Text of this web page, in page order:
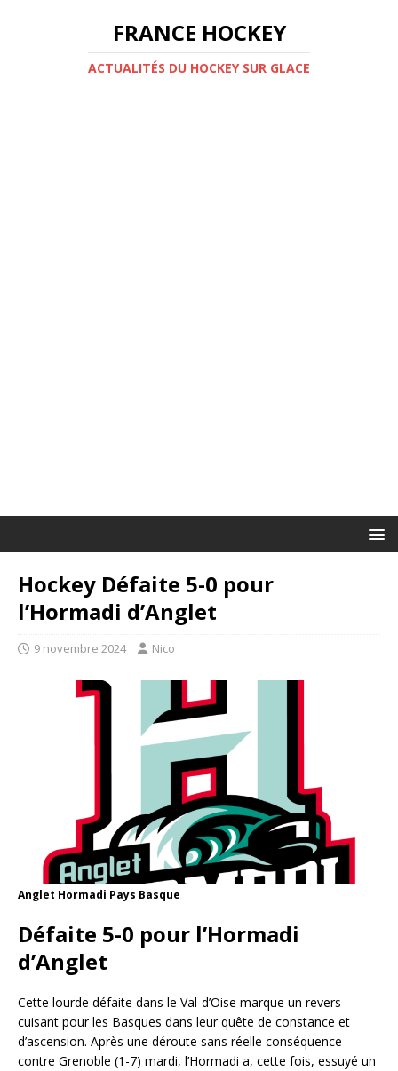
FRANCE HOCKEY
ACTUALITÉS DU HOCKEY SUR GLACE
Hockey Défaite 5-0 pour
l’Hormadi d’Anglet
9 novembre 2024 Nico
Anglet Hormadi Pays Basque
Défaite 5-0 pour l’Hormadi
d’Anglet
Cette lourde défaite dans le Val-d’Oise marque un revers
cuisant pour les Basques dans leur quête de constance et
d’ascension. Après une déroute sans réelle conséquence
contre Grenoble (1-7) mardi, l’Hormadi a, cette fois, essuyé un